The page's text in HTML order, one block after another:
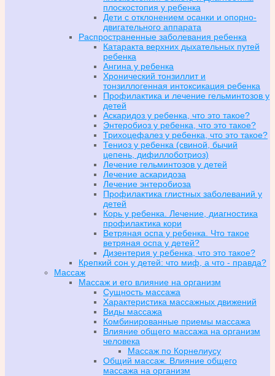
плоскостопия у ребенка
Дети с отклонением осанки и опорно-
двигательного аппарата
Распространенные заболевания ребенка
Катаракта верхних дыхательных путей
ребенка
Ангина у ребенка
Хронический тонзиллит и
тонзиллогенная интоксикация ребенка
Профилактика и лечение гельминтозов у
детей
Аскаридоз у ребенка, что это такое?
Энтеробиоз у ребенка, что это такое?
Трихоцефалез у ребенка, что это такое?
Тениоз у ребенка (свиной, бычий
цепень, дифиллоботриоз)
Лечение гельминтозов у детей
Лечение аскаридоза
Лечение энтеробиоза
Профилактика глистных заболеваний у
детей
Корь у ребенка. Лечение, диагностика
профилактика кори
Ветряная оспа у ребенка. Что такое
ветряная оспа у детей?
Дизентерия у ребенка, что это такое?
Крепкий сон у детей: что миф, а что - правда?
Массаж
Массаж и его влияние на организм
Сущность массажа
Характеристика массажных движений
Виды массажа
Комбинированные приемы массажа
Влияние общего массажа на организм
человека
Массаж по Корнелиусу
Общий массаж. Влияние общего
массажа на организм